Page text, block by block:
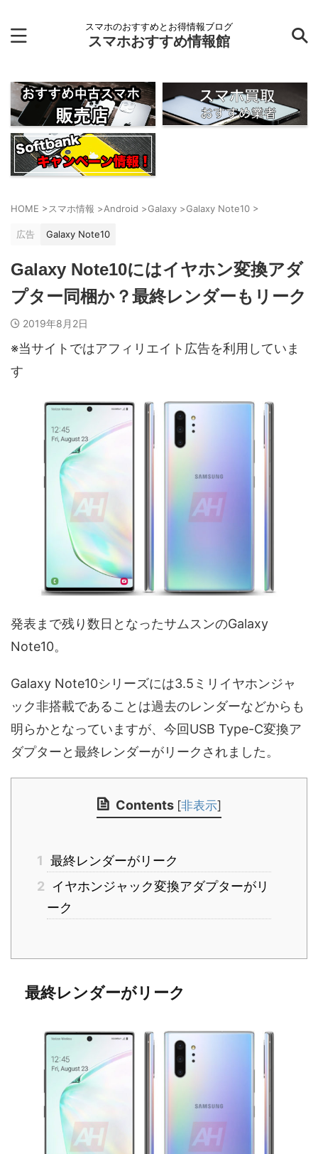
スマホのおすすめとお得情報ブログ
スマホおすすめ情報館
HOME >スマホ情報 >Android >Galaxy >Galaxy Note10 >
広告 Galaxy Note10
Galaxy Note10にはイヤホン変換アダ
プター同梱か？最終レンダーもリーク
2019年8月2日
※当サイトではアフィリエイト広告を利用していま
す
発表まで残り数日となったサムスンのGalaxy
Note10。
Galaxy Note10シリーズには3.5ミリイヤホンジャ
ック非搭載であることは過去のレンダーなどからも
明らかとなっていますが、今回USB Type-C変換ア
ダプターと最終レンダーがリークされました。
Contents [非表示]
1 最終レンダーがリーク
2
イヤホンジャック変換アダプターがリ
ーク
最終レンダーがリーク